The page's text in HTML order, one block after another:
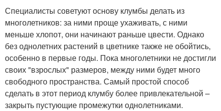
Специалисты советуют основу клумбы делать из
многолетников: за ними проще ухаживать, с ними
меньше хлопот, они начинают раньше цвести. Однако
без однолетних растений в цветнике также не обойтись,
особенно в первые годы. Пока многолетники не достигли
своих "взрослых" размеров, между ними будет много
свободного пространства. Самый простой способ
сделать в этот период клумбу более привлекательной –
закрыть пустующие промежутки однолетниками.